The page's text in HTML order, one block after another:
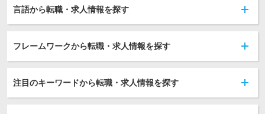
言語から転職・求人情報を探す
フレームワークから転職・求人情報を探す
注目のキーワードから転職・求人情報を探す